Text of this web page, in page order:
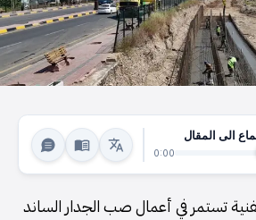
الى المقال
0:00
تستمر في أعمال صب الجدار الساند